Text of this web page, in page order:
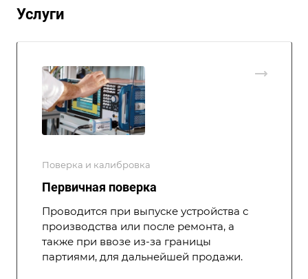
Услуги
Поверка и калибровка
Первичная поверка
Проводится при выпуске устройства с
производства или после ремонта, а
также при ввозе из-за границы
партиями, для дальнейшей продажи.